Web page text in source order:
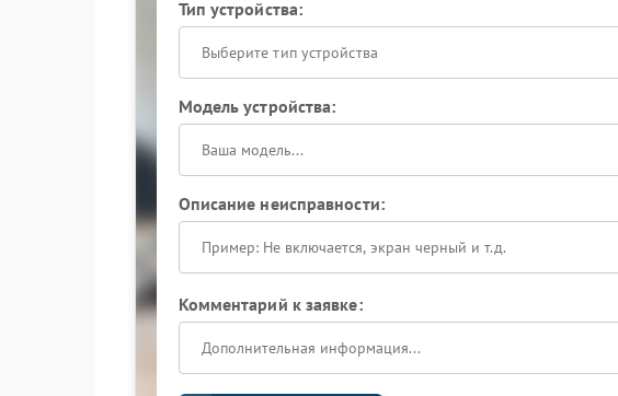
Тип устройства:
Выберите тип устройства
Модель устройства:
Описание неисправности:
Комментарий к заявке: